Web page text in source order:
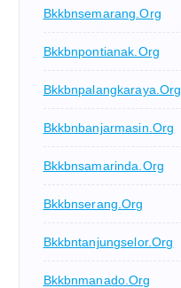
Bkkbnsemarang.org
Bkkbnpontianak.org
Bkkbnpalangkaraya.org
Bkkbnbanjarmasin.org
Bkkbnsamarinda.org
Bkkbnserang.org
Bkkbntanjungselor.org
Bkkbnmanado.org